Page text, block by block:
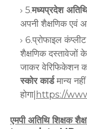
5.मध्यप्रदेश
अपनी शैक्षणिक एवं
6.प्रोफाइल
शैक्षणिक
जाकर वेरिफिकेशन
स्कोर कार्डमान्य नहीं
होगा|https://
एमपी अतिथि शिक्षक